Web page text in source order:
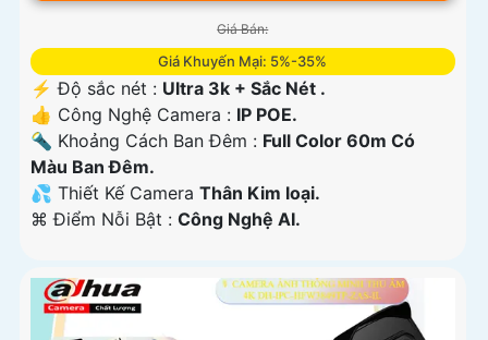
Giá Bán:
Giá Khuyến Mại: 5%-35%
️⚡ Độ sắc nét : Ultra 3k + Sắc Nét .
👍 Công Nghệ Camera : IP POE.
🔦 Khoảng Cách Ban Đêm : Full Color 60m Có
Màu Ban Ðêm.
💦 Thiết Kế Camera Thân Kim loại.
️⌘ Điểm Nỗi Bật : Công Nghệ AI.